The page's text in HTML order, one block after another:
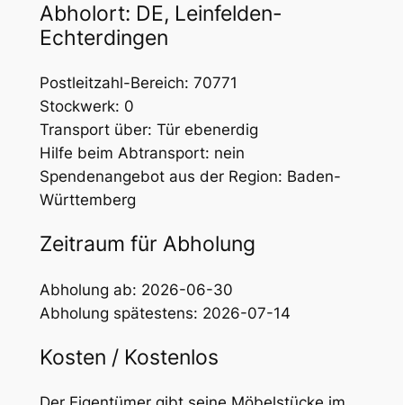
Abholort: DE, Leinfelden-
Echterdingen
Postleitzahl-Bereich: 70771
Stockwerk: 0
Transport über: Tür ebenerdig
Hilfe beim Abtransport: nein
Spendenangebot aus der Region: Baden-
Württemberg
Zeitraum für Abholung
Abholung ab: 2026-06-30
Abholung spätestens: 2026-07-14
Kosten / Kostenlos